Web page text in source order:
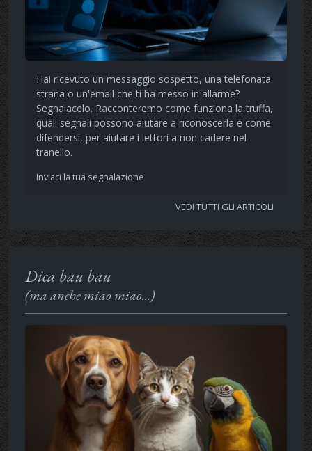
Hai ricevuto un messaggio sospetto, una telefonata
strana o un'email che ti ha messo in allarme?
Segnalacelo. Racconteremo come funziona la truffa,
quali segnali possono aiutare a riconoscerla e come
difendersi, per aiutare i lettori a non cadere nel
tranello.
Inviaci la tua segnalazione
VEDI TUTTI GLI ARTICOLI
Dica bau bau
(ma anche miao miao...)